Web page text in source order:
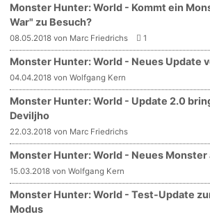
Monster Hunter: World - Kommt ein
War" zu Besuch?
08.05.2018 von Marc Friedrichs 1
Monster Hunter: World - Neues Update
04.04.2018 von Wolfgang Kern
Monster Hunter: World - Update 2.0
Deviljho
22.03.2018 von Marc Friedrichs
Monster Hunter: World - Neues
15.03.2018 von Wolfgang Kern
Monster Hunter: World - Test-Update
Modus